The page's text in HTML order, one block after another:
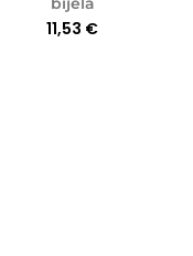
11,53 €